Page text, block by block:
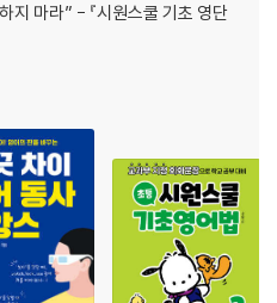
어회화 패턴 1000』
지 마라” - 『시원스쿨 기초 영단